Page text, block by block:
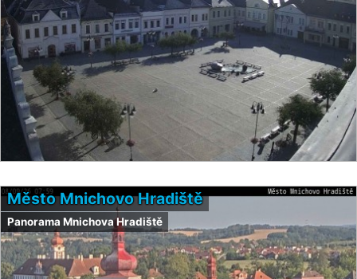
Město Mnichovo Hradiště
Panorama Mnichova Hradiště